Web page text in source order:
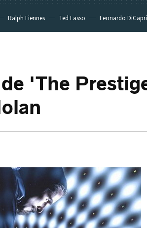
Ralph Fiennes Ted Lasso Leonardo
'The